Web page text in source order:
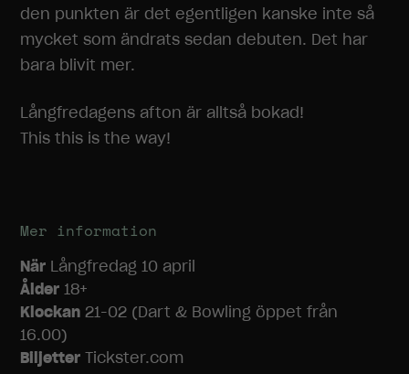
den punkten är det egentligen kanske inte så
mycket som ändrats sedan debuten. Det har
bara blivit mer.
Långfredagens afton är alltså bokad!
This this is the way!
Mer information
När Långfredag 10 april
Ålder 18+
Klockan 21-02 (Dart & Bowling öppet från
16.00)
Biljetter Tickster.com
Nödvändiga